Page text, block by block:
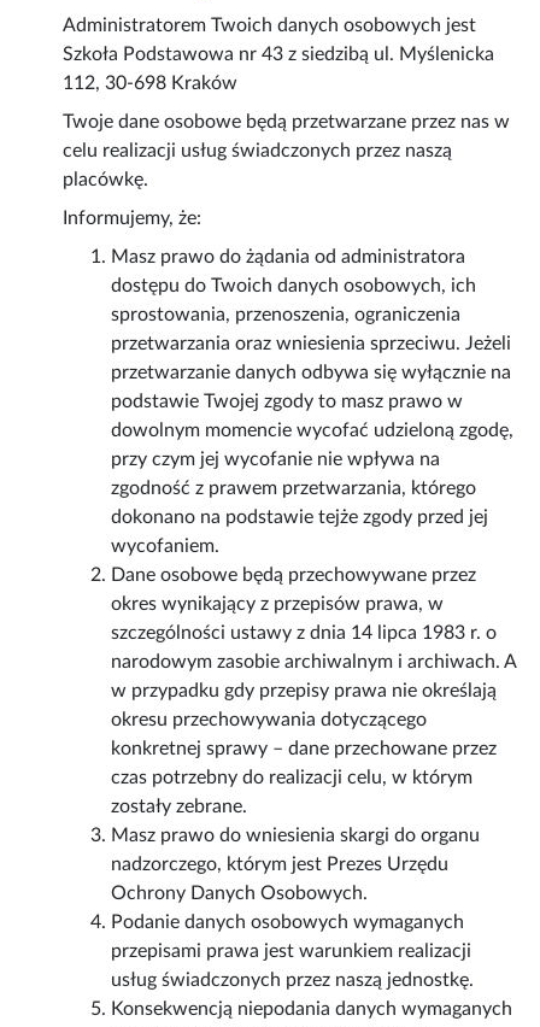
Administratorem Twoich danych osobowych jest
Szkoła Podstawowa nr 43 z siedzibą ul. Myślenicka
112, 30-698 Kraków
Twoje dane osobowe będą przetwarzane przez nas w
celu realizacji usług świadczonych przez naszą
placówkę.
Informujemy, że:
Masz prawo do żądania od administratora
dostępu do Twoich danych osobowych, ich
sprostowania, przenoszenia, ograniczenia
przetwarzania oraz wniesienia sprzeciwu. Jeżeli
przetwarzanie danych odbywa się wyłącznie na
podstawie Twojej zgody to masz prawo w
dowolnym momencie wycofać udzieloną zgodę,
przy czym jej wycofanie nie wpływa na
zgodność z prawem przetwarzania, którego
dokonano na podstawie tejże zgody przed jej
wycofaniem.
Dane osobowe będą przechowywane przez
okres wynikający z przepisów prawa, w
szczególności ustawy z dnia 14 lipca 1983 r. o
narodowym zasobie archiwalnym i archiwach. A
w przypadku gdy przepisy prawa nie określają
okresu przechowywania dotyczącego
konkretnej sprawy – dane przechowane przez
czas potrzebny do realizacji celu, w którym
zostały zebrane.
Masz prawo do wniesienia skargi do organu
nadzorczego, którym jest Prezes Urzędu
Ochrony Danych Osobowych.
Podanie danych osobowych wymaganych
przepisami prawa jest warunkiem realizacji
usług świadczonych przez naszą jednostkę.
Konsekwencją niepodania danych wymaganych